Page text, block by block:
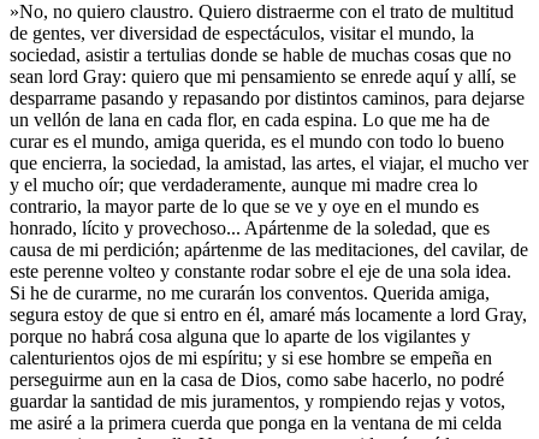
»No, no quiero claustro. Quiero distraerme con el trato de multitud
de gentes, ver diversidad de espectáculos, visitar el mundo, la
sociedad, asistir a tertulias donde se hable de muchas cosas que no
sean lord Gray: quiero que mi pensamiento se enrede aquí y allí, se
desparrame pasando y repasando por distintos caminos, para dejarse
un vellón de lana en cada flor, en cada espina. Lo que me ha de
curar es el mundo, amiga querida, es el mundo con todo lo bueno
que encierra, la sociedad, la amistad, las artes, el viajar, el mucho ver
y el mucho oír; que verdaderamente, aunque mi madre crea lo
contrario, la mayor parte de lo que se ve y oye en el mundo es
honrado, lícito y provechoso... Apártenme de la soledad, que es
causa de mi perdición; apártenme de las meditaciones, del cavilar, de
este perenne volteo y constante rodar sobre el eje de una sola idea.
Si he de curarme, no me curarán los conventos. Querida amiga,
segura estoy de que si entro en él, amaré más locamente a lord Gray,
porque no habrá cosa alguna que lo aparte de los vigilantes y
calenturientos ojos de mi espíritu; y si ese hombre se empeña en
perseguirme aun en la casa de Dios, como sabe hacerlo, no podré
guardar la santidad de mis juramentos, y rompiendo rejas y votos,
me asiré a la primera cuerda que ponga en la ventana de mi celda